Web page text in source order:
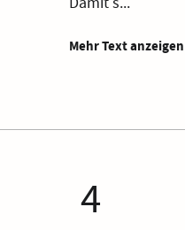
Mehr Text anzeigen
4